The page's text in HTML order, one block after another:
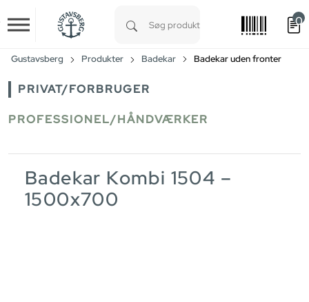
Skip to main content
0
Gustavsberg Produkter Badekar Badekar uden fronter
PRIVAT/FORBRUGER
PROFESSIONEL/HÅNDVÆRKER
Badekar Kombi 1504 –
1500x700